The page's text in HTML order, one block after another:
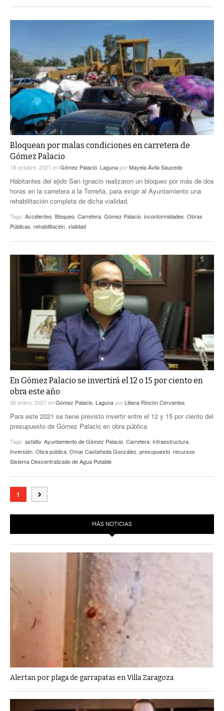
Bloquean por malas condiciones en carretera de
Gómez Palacio
18 octubre, 2021 enGómez Palacio, LagunaporMayela Ávila Saucedo
Habitantes del ejido San Ignacio realizaron un bloqueo por más de dos
horas en la carretera a la Torreña, para exigir al Ayuntamiento una
rehabilitación completa de dicha vialidad.
Tags: Accidentes, Bloqueo, Carretera, Gómez Palacio, inconformidades, Obras
Públicas, rehabilitación, vialidad
En Gómez Palacio se invertirá el 12 o 15 por ciento en
obra este año
30 enero, 2021 enGómez Palacio Lagunapor Liliana Rincón Cervantes
Para este 2021 se tiene previsto invertir entre el 12 y 15 por ciento del
presupuesto de Gómez Palacio en obra pública
Tags: asfalto Ayuntamiento de Gómez Palacio Carretera Infraestructura
Inversión Obra pública Omar Castañeda González presupuesto recursos
Sistema Descentralizado de Agua Potable
1
MÁS NOTICIAS
Alertan por plaga de garrapatas en Villa Zaragoza